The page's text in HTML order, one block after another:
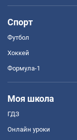
Спорт
Футбол
Хоккей
Формула-1
Моя школа
ГДЗ
Онлайн уроки